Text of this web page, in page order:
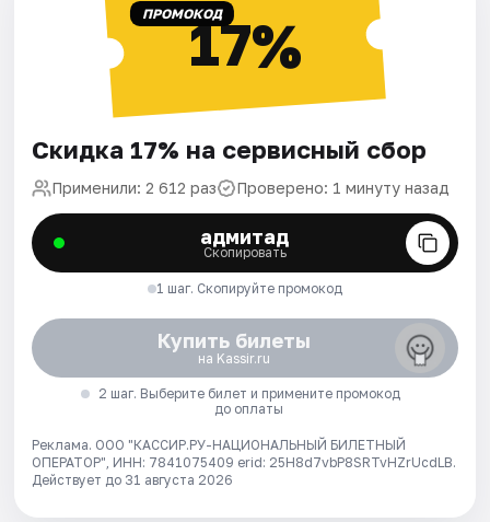
ПРОМОКОД17%
Скидка 17% на сервисный сбор
Применили: 2 612 раз Проверено: 1 минуту назад
адмитад
Скопировать
1 шаг. Скопируйте промокод
Купить билеты
на Kassir.ru
2 шаг. Выберите билет и примените промокод
до оплаты
Реклама. ООО "КАССИР.РУ-НАЦИОНАЛЬНЫЙ БИЛЕТНЫЙ
ОПЕРАТОР", ИНН: 7841075409 erid: 25H8d7vbP8SRTvHZrUcdLB.
Действует до 31 августа 2026